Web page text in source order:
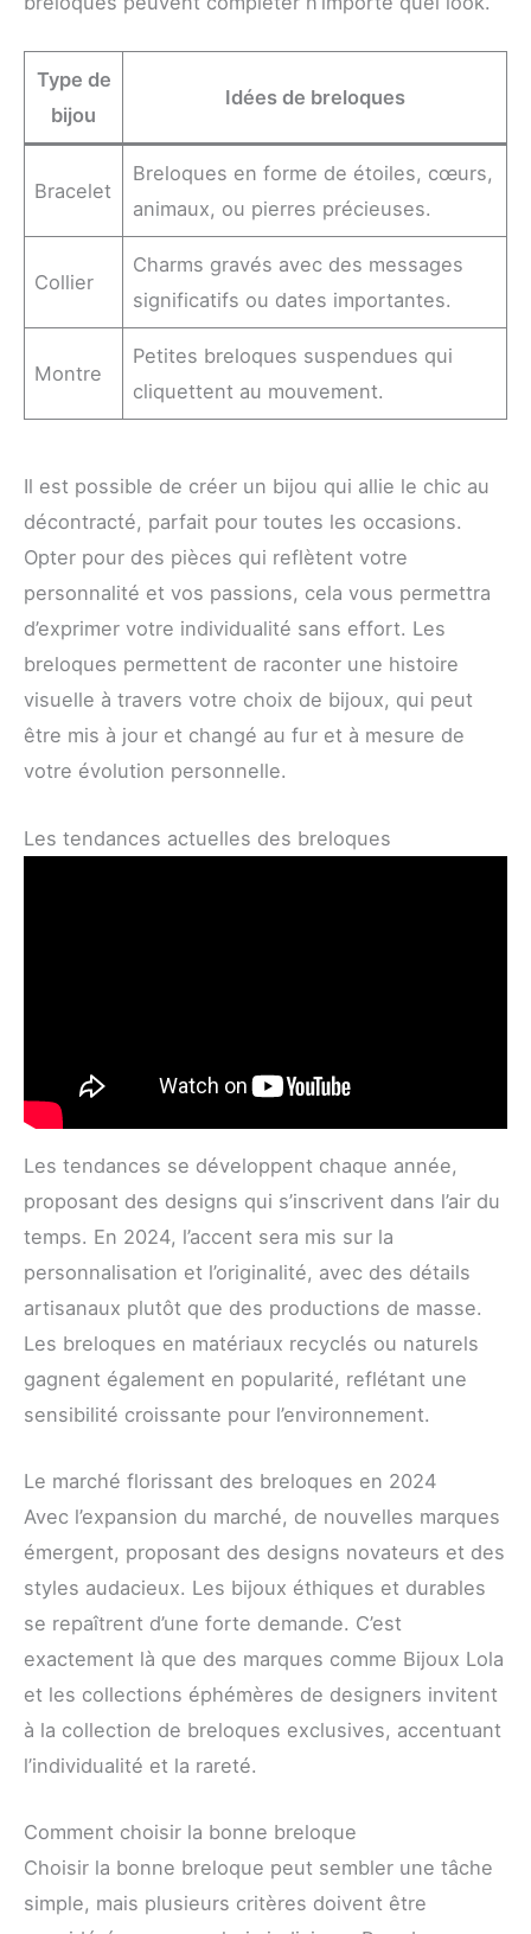
Type de
bijou
Idées de breloques
Bracelet
Breloques en forme de étoiles, cœurs,
animaux, ou pierres précieuses.
Collier
Charms gravés avec des messages
significatifs ou dates importantes.
Montre
Petites breloques suspendues qui
cliquettent au mouvement.
Il est possible de créer un bijou qui allie le chic au
décontracté, parfait pour toutes les occasions.
Opter pour des pièces qui reflètent votre
personnalité et vos passions, cela vous permettra
d’exprimer votre individualité sans effort. Les
breloques permettent de raconter une histoire
visuelle à travers votre choix de bijoux, qui peut
être mis à jour et changé au fur et à mesure de
votre évolution personnelle.
Les tendances actuelles des breloques
Les tendances se développent chaque année,
proposant des designs qui s’inscrivent dans l’air du
temps. En 2024, l’accent sera mis sur la
personnalisation et l’originalité, avec des détails
artisanaux plutôt que des productions de masse.
Les breloques en matériaux recyclés ou naturels
gagnent également en popularité, reflétant une
sensibilité croissante pour l’environnement.
Le marché florissant des breloques en 2024
Avec l’expansion du marché, de nouvelles marques
émergent, proposant des designs novateurs et des
styles audacieux. Les bijoux éthiques et durables
se repaîtrent d’une forte demande. C’est
exactement là que des marques comme Bijoux Lola
et les collections éphémères de designers invitent
à la collection de breloques exclusives, accentuant
l’individualité et la rareté.
Comment choisir la bonne breloque
Choisir la bonne breloque peut sembler une tâche
simple, mais plusieurs critères doivent être